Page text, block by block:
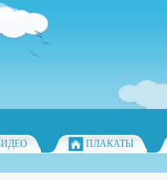
ПЛАКАТЫ